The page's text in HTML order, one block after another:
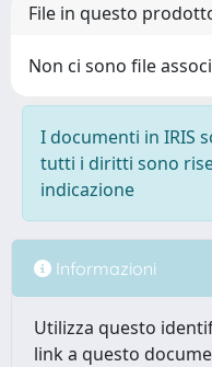
File in questo
Non ci sono file
I documenti in IRIS
tutti i diritti sono
indicazione
Informazioni
Utilizza questo
link a questo